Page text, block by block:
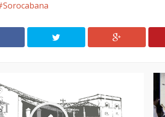
Sorocabana